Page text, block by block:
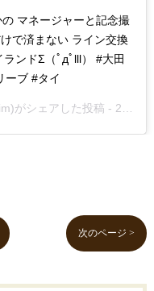
マネージャーと記念撮
で済まない ライン交換
ンドΣ（ﾟдﾟlll） #大田
ーブ #タイ
がシェアした投稿 - 2019年Jun月25日pm8時28分PDT
次のページ >